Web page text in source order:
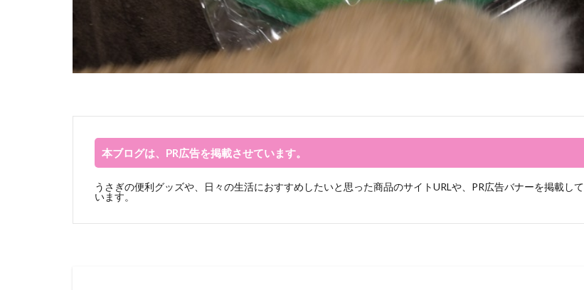
本ブログは、PR広告を掲載させています。
うさぎの便利グッズや、日々の生活におすすめしたいと思った商品のサイトURLや、PR広告バナーを掲載して
います。